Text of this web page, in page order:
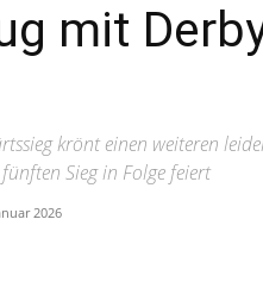
mit
krönt einen weiteren
Sieg in Folge feiert
2026